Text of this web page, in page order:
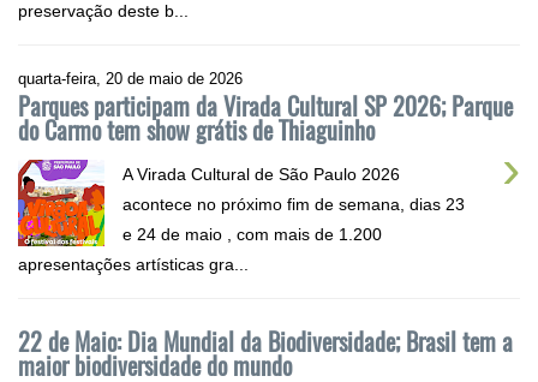
preservação deste b...
quarta-feira, 20 de maio de 2026
Parques participam da Virada Cultural SP 2026; Parque
do Carmo tem show grátis de Thiaguinho
›
A Virada Cultural de São Paulo 2026
acontece no próximo fim de semana, dias 23
e 24 de maio , com mais de 1.200
apresentações artísticas gra...
22 de Maio: Dia Mundial da Biodiversidade; Brasil tem a
maior biodiversidade do mundo